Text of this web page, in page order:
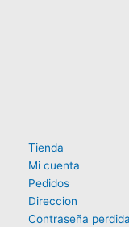
Tienda
Mi cuenta
Pedidos
Direccion
Contraseña perdida